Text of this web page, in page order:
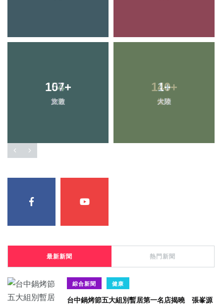
107+
旅遊
1+
大陸
最新新聞 熱門新聞
綜合新聞 健康
台中鍋烤節五大組別暫居第一名店揭曉 張峯源